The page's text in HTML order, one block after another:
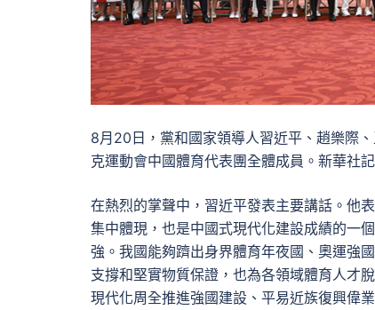
8月20日，黨和國家領導人習近平、趙樂際
克運動會中國體育代表團全體成員。新華社
在熱烈的掌聲中，習近平發表主要講話。他
集中體現，也是中國式現代化建設成績的一
強。我國能夠躋出身界體育年夜國、奧運強
支撐和堅實物質保證，也為各領域體育人才
現代化周全推進強國建設、平易近族復興偉